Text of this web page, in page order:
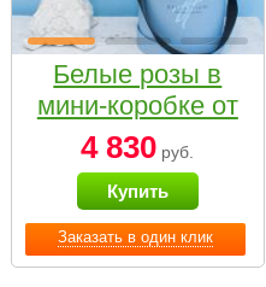
Заказать в один клик
Белые розы в
мини-коробке от
Bella Fiori
4 830 руб.
Купить